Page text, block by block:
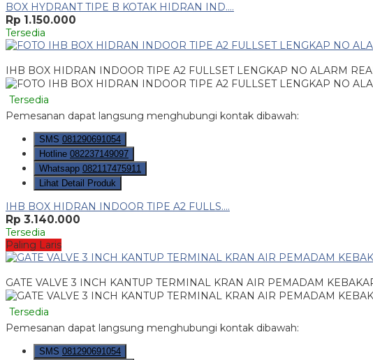
BOX HYDRANT TIPE B KOTAK HIDRAN IND....
Rp 1.150.000
Tersedia
IHB BOX HIDRAN INDOOR TIPE A2 FULLSET LENGKAP NO ALARM
Tersedia
Pemesanan dapat langsung menghubungi kontak dibawah:
SMS 081290691054
Hotline 082237149097
Whatsapp 082117475911
Lihat Detail Produk
IHB BOX HIDRAN INDOOR TIPE A2 FULLS....
Rp 3.140.000
Tersedia
Paling Laris
GATE VALVE 3 INCH KANTUP TERMINAL KRAN AIR PEMADAM
Tersedia
Pemesanan dapat langsung menghubungi kontak dibawah:
SMS 081290691054